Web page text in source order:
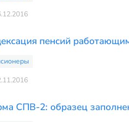
пенсий
СПВ-2: образец